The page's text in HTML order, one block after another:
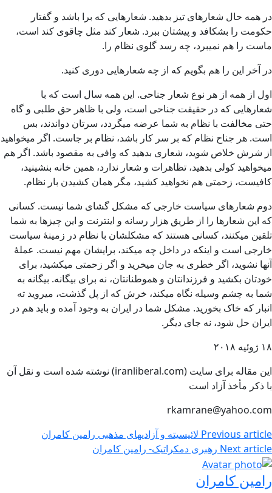
در همه حال شعارهای تیز بدهید. شعارهایی که برا باشد و گفتار
حکومت را بشکافد و پیشتان ببرد. شعار کند مثل چاقوی کند است،
ماست را هم نمیبرد، چه رسد گلوی نظام را.
در آخر این را هم بگویم که از چه شعارهایی دوری کنید.
اول از همه از هر نوع شعار جناحی. این همه سال است که با
شعارهایی که در حقیقت جناحی است، ولی با ظاهر حق طلبی و گاه
حتی مخالفت با نظام به شما عرضه میگردد، سرتان دواندند، بس
است. هر جناح نظام که بر سر کار باشد، نظام بر جاست. اگر میخواهید
از شرش خلاص شوید، شعاری بدهید که وافی به مقصود باشد. اگر هم
میخواهید کولی بدهید، تظاهرات و شعار ندارد، همین خانه بنشینید،
کافیست، زحمتی هم نخواهید کشید، مگر همان کشیدن بار نظام.
دوم شعارهای سیاست خارجی که مشکل گشای شما نیست. کسانی
که این شعارها را از طریق هزار رسانه و اینترنت و این چیزها به شما
تلقین میکنند، کسانی هستند که مشکلشان با نظام در زمینۀ سیاست
خارجی است و اینکه در داخل چه میکند، برایشان مهم نیست. عملۀ
آنها نشوید، اگر خطری به جان میخرید و اگر زحمتی میکشید، برای
خودتان بکشید و فرزندانتان و هموطنانتان، نه برای بیگانه. بیگانه به
شما به چشم وسیله نگاه میکند، خرش که از پل گذشت، میروید ته
انبار که خاک بخورید. مشکل شما در ایران به وجود آمده و باید هم در
ایران حل شود، نه جای دیگر.
۱۸ ژوئیه ۲۰۱۸
این مقاله برای سایت (iranliberal.com) نوشته شده است و نقل آن
با ذکر مأخذ آزاد است
rkamrane@yahoo.com
Previous article لائیسیته و آزادیهای مذهبی رامین کامران
Next article رهبری دمکراتیک- رامین کامران
رامین کامران